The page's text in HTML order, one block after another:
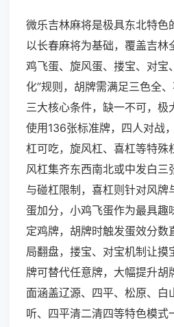
微乐吉林麻将是极具东北特色
以长春麻将为基础，覆盖吉林
鸡飞蛋、旋风蛋、搂宝、对宝
化”规则，胡牌需满足三色全
三大核心条件，缺一不可，极
使用136张标准牌，四人对战
杠可吃，旋风杠、喜杠等特殊
风杠集齐东西南北或中发白三
与碰杠限制，喜杠则针对风牌
蛋加分，小鸡飞蛋作为最具趣
定鸡牌，胡牌时触发蛋效分数
局翻盘，搂宝、对宝机制让摸
牌可替代任意牌，大幅提升胡
面涵盖辽源、四平、松原、白
听、四平清二清四等特色模式